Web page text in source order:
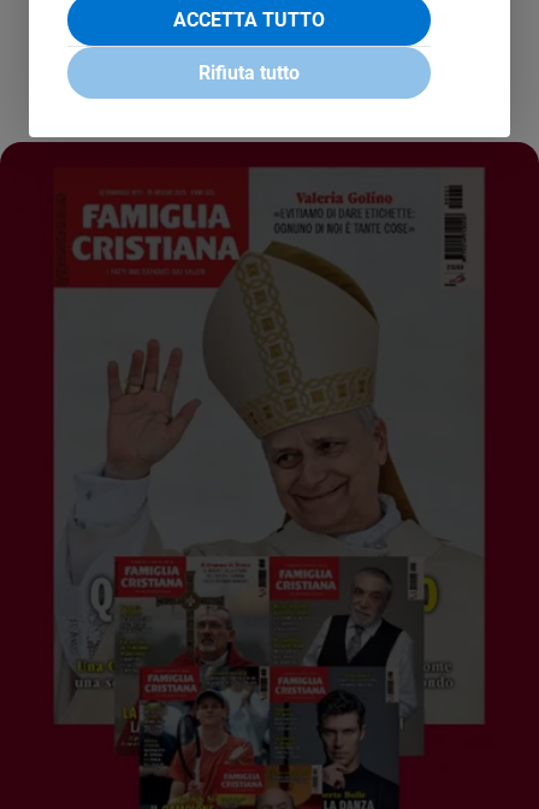
ACCETTA TUTTO
Rifiuta tutto